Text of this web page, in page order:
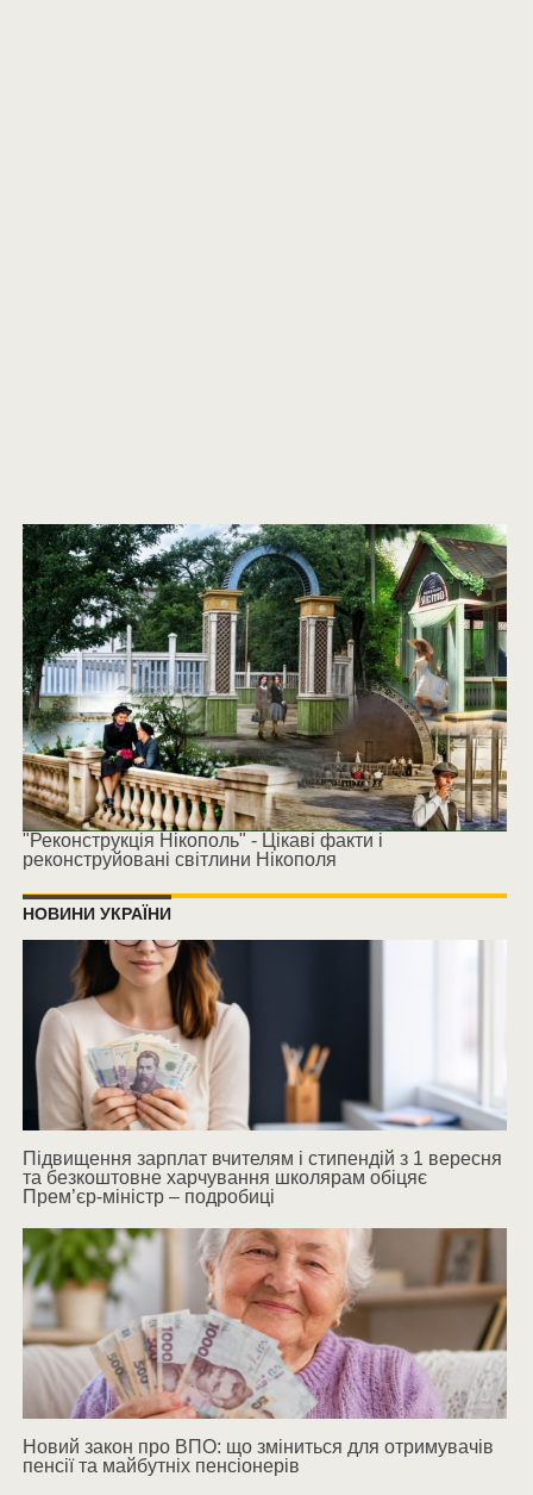
"Реконструкція Нікополь" - Цікаві факти і
реконструйовані світлини Нікополя
НОВИНИ УКРАЇНИ
Підвищення зарплат вчителям і стипендій з 1 вересня
та безкоштовне харчування школярам обіцяє
Прем’єр-міністр – подробиці
Новий закон про ВПО: що зміниться для отримувачів
пенсії та майбутніх пенсіонерів